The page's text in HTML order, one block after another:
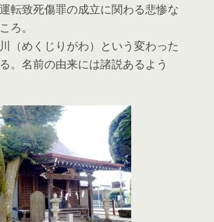
転致死傷罪の成立に関わる悲惨な
ろ。
（めくじりがわ）という変わった
。名前の由来には諸説あるよう